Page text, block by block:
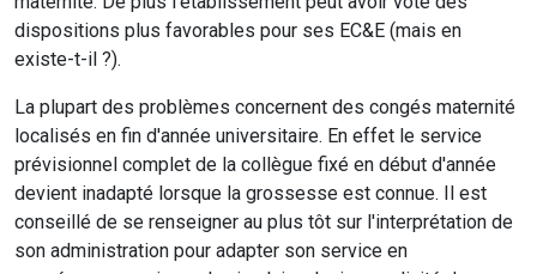
dispositions plus favorables pour ses EC&E (mais en
existe-t-il ?).
La plupart des problèmes concernent des congés maternité
localisés en fin d'année universitaire. En effet le service
prévisionnel complet de la collègue fixé en début d'année
devient inadapté lorsque la grossesse est connue. Il est
conseillé de se renseigner au plus tôt sur l'interprétation de
son administration pour adapter son service en